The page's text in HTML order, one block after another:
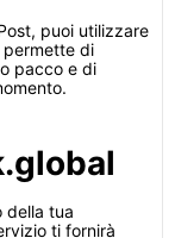
puoi utilizzare
permette di
pacco e di
della tua
ti fornirà